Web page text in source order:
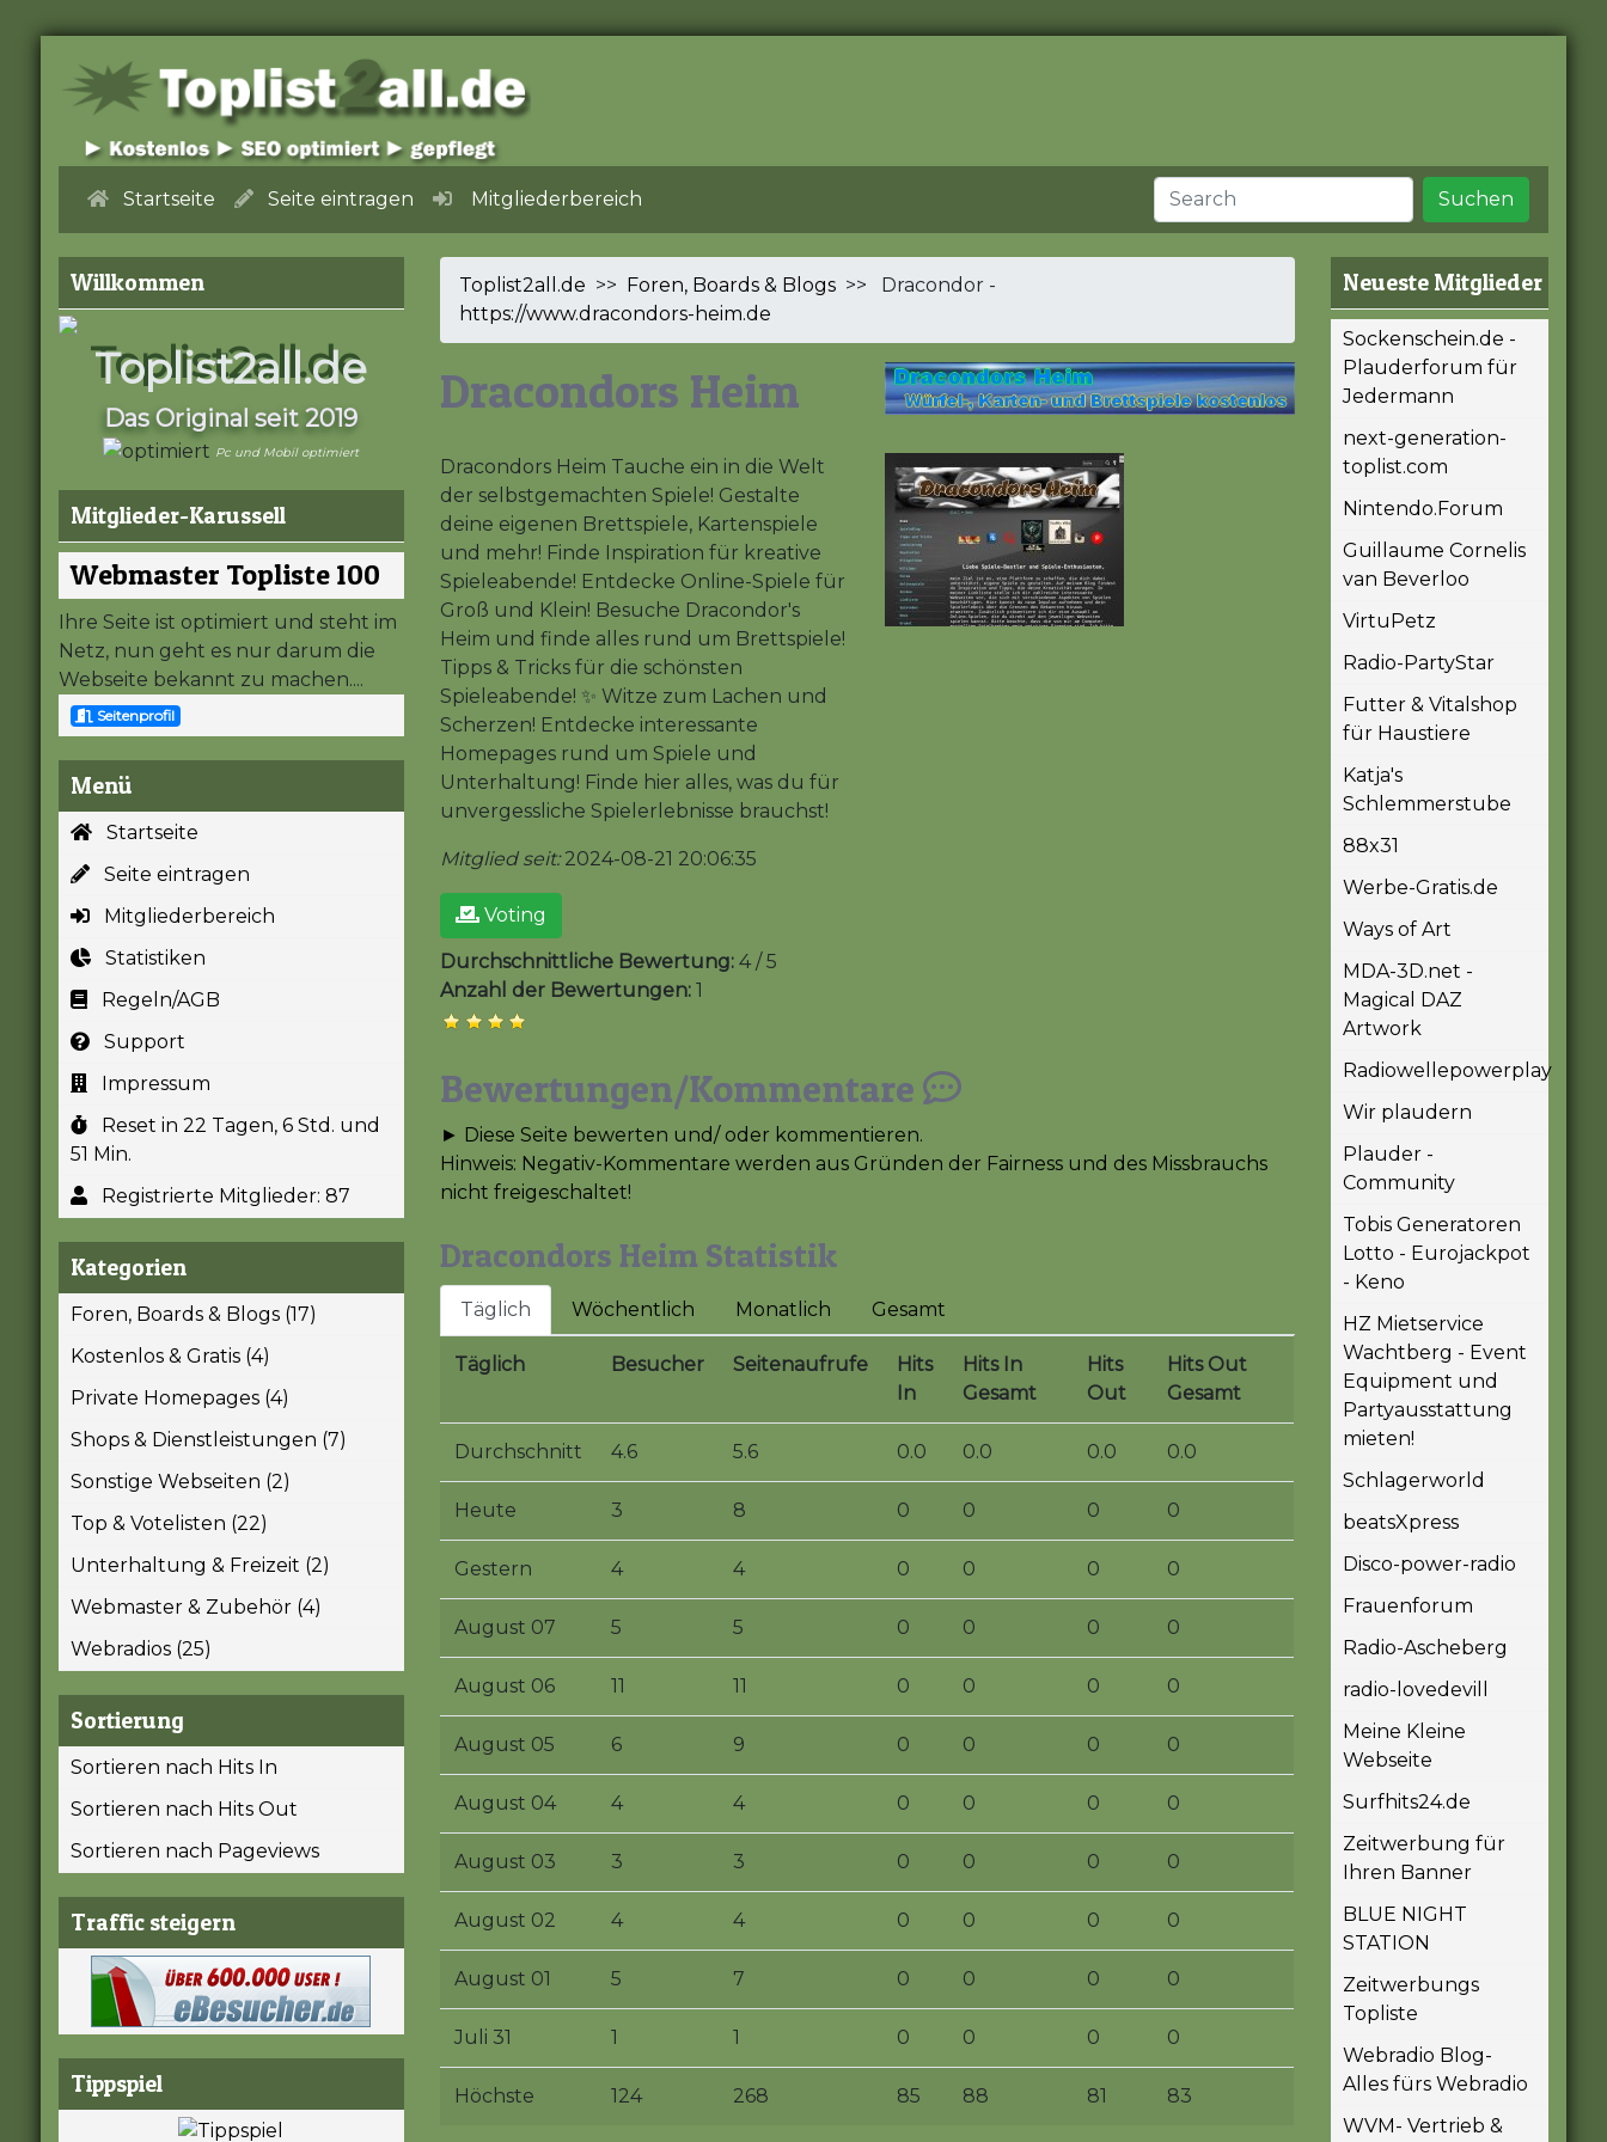
Startseite Seite eintragen Mitgliederbereich Suchen
Willkommen
Toplist2all.de
Das Original seit 2019
Pc und Mobil optimiert
Mitglieder-Karussell
Webmaster Topliste 100
Ihre Seite ist optimiert und steht im
Netz, nun geht es nur darum die
Webseite bekannt zu machen....
Seitenprofil
Menü
Startseite
Seite eintragen
Mitgliederbereich
Statistiken
Regeln/AGB
Support
Impressum
Reset in 22 Tagen, 6 Std. und
51 Min.
Registrierte Mitglieder: 87
Kategorien
Foren, Boards & Blogs (17)
Kostenlos & Gratis (4)
Private Homepages (4)
Shops & Dienstleistungen (7)
Sonstige Webseiten (2)
Top & Votelisten (22)
Unterhaltung & Freizeit (2)
Webmaster & Zubehör (4)
Webradios (25)
Sortierung
Sortieren nach Hits In
Sortieren nach Hits Out
Sortieren nach Pageviews
Traffic steigern
Tippspiel
Toplist2all.de >> Foren, Boards & Blogs>> Dracondor -
https://www.dracondors-heim.de
Dracondors Heim
Dracondors Heim Tauche ein in die Welt
der selbstgemachten Spiele! Gestalte
deine eigenen Brettspiele, Kartenspiele
und mehr! Finde Inspiration für kreative
Spieleabende! Entdecke Online-Spiele für
Groß und Klein! Besuche Dracondor's
Heim und finde alles rund um Brettspiele!
Tipps & Tricks für die schönsten
Spieleabende! ✨ Witze zum Lachen und
Scherzen! Entdecke interessante
Homepages rund um Spiele und
Unterhaltung! Finde hier alles, was du für
unvergessliche Spielerlebnisse brauchst!
Mitglied seit:2024-08-21 20:06:35
Voting
Durchschnittliche Bewertung:4 / 5
Anzahl der Bewertungen:1
Bewertungen/Kommentare
► Diese Seite bewerten und/ oder kommentieren.
Hinweis: Negativ-Kommentare werden aus Gründen der Fairness und des Missbrauchs
nicht freigeschaltet!
Dracondors Heim Statistik
Täglich Wöchentlich Monatlich Gesamt
Täglich Besucher Seitenaufrufe
Hits
In
Hits In
Gesamt
Hits
Out
Hits Out
Gesamt
Durchschnitt 4.6 5.6 0.0 0.0 0.0 0.0
Heute 3 8 0 0 0 0
Gestern 4 4 0 0 0 0
August 07 5 5 0 0 0 0
August 06 11 11 0 0 0 0
August 05 6 9 0 0 0 0
August 04 4 4 0 0 0 0
August 03 3 3 0 0 0 0
August 02 4 4 0 0 0 0
August 01 5 7 0 0 0 0
Juli 31 1 1 0 0 0 0
Höchste 124 268 85 88 81 83
Neueste Mitglieder
Sockenschein.de -
Plauderforum für
Jedermann
next-generation-
toplist.com
Nintendo.Forum
Guillaume Cornelis
van Beverloo
VirtuPetz
Radio-PartyStar
Futter & Vitalshop
für Haustiere
Katja's
Schlemmerstube
88x31
Werbe-Gratis.de
Ways of Art
MDA-3D.net -
Magical DAZ
Artwork
Radiowellepowerplay
Wir plaudern
Plauder -
Community
Tobis Generatoren
Lotto - Eurojackpot
- Keno
HZ Mietservice
Wachtberg - Event
Equipment und
Partyausstattung
mieten!
Schlagerworld
beatsXpress
Disco-power-radio
Frauenforum
Radio-Ascheberg
radio-lovedevill
Meine Kleine
Webseite
Surfhits24.de
Zeitwerbung für
Ihren Banner
BLUE NIGHT
STATION
Zeitwerbungs
Topliste
Webradio Blog-
Alles fürs Webradio
WVM- Vertrieb &